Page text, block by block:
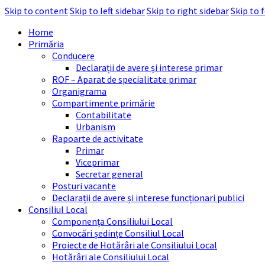
Skip to contentSkip to left sidebarSkip to right sidebarSkip to
Home
Primăria
Conducere
Declarații de avere și interese primar
ROF – Aparat de specialitate primar
Organigrama
Compartimente primărie
Contabilitate
Urbanism
Rapoarte de activitate
Primar
Viceprimar
Secretar general
Posturi vacante
Declarații de avere și interese funcționari publici
Consiliul Local
Componența Consiliului Local
Convocări ședințe Consiliul Local
Proiecte de Hotărâri ale Consiliului Local
Hotărâri ale Consiliului Local